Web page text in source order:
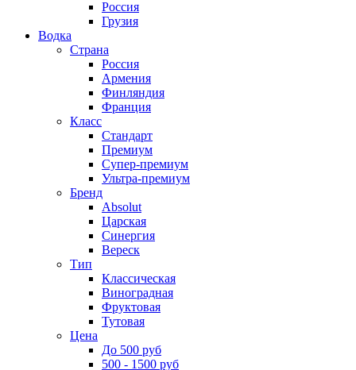
Россия
Грузия
Водка
Страна
Россия
Армения
Финляндия
Франция
Класс
Стандарт
Премиум
Супер-премиум
Ультра-премиум
Бренд
Absolut
Царская
Синергия
Вереск
Тип
Классическая
Виноградная
Фруктовая
Тутовая
Цена
До 500 руб
500 - 1500 руб